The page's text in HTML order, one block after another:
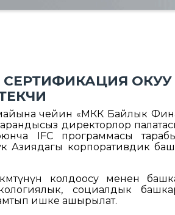
ОКУУ
чейин «МКК Байлык
директорлор
IFC программасы
Азиядагы корпоративдик
колдоосу менен
социалдык
ишке ашырылат.